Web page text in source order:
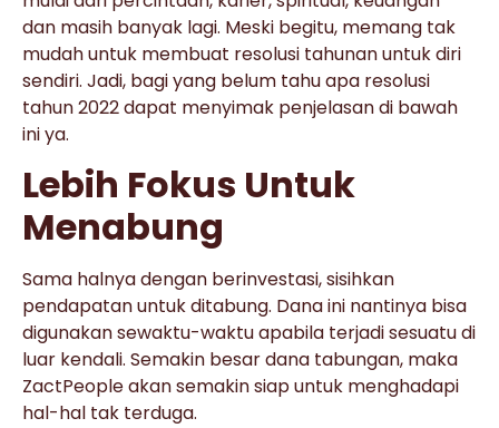
dan masih banyak lagi. Meski begitu, memang tak
mudah untuk membuat resolusi tahunan untuk diri
sendiri. Jadi, bagi yang belum tahu apa resolusi
tahun 2022 dapat menyimak penjelasan di bawah
ini ya.
Lebih Fokus Untuk
Menabung
Sama halnya dengan berinvestasi, sisihkan
pendapatan untuk ditabung. Dana ini nantinya bisa
digunakan sewaktu-waktu apabila terjadi sesuatu di
luar kendali. Semakin besar dana tabungan, maka
ZactPeople akan semakin siap untuk menghadapi
hal-hal tak terduga.